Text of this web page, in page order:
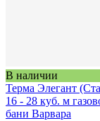
В наличии
Терма Элегант
16 - 28 куб. м
бани Варвара